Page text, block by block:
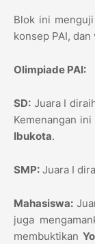
Blok ini
konsep PAI, dan
Olimpiade PAI:
SD: Juara I
Kemenangan
Ibukota.
SMP: Juara I
Mahasiswa:
juga
membuktikan